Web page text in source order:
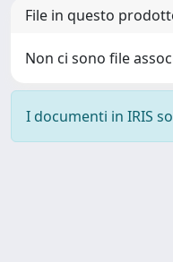
File in questo
Non ci sono file
I documenti in IRIS